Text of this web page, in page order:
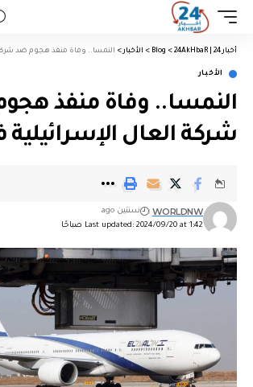
أخبار 24 | 24AkHbaR >
Blog
> الأخبار > النمسا.. وفاة منفذ هجوم ضد شركة
الأخبار
النمسا.. وفاة منفذ
شركة العال الإسرائيلية
Last updated: 2024/09/20 at 1:42 صباحًا
WORLDNW سنتين ago